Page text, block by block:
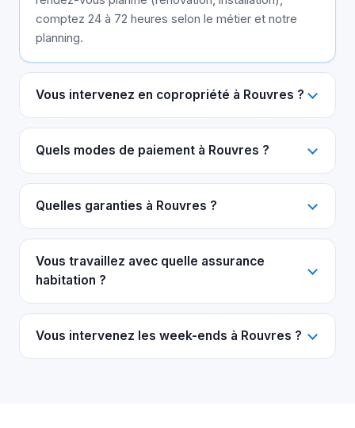
comptez 24 à 72 heures selon le métier et notre
planning.
Vous intervenez en copropriété à Rouvres ?
Quels modes de paiement à Rouvres ?
Quelles garanties à Rouvres ?
Vous travaillez avec quelle assurance
habitation ?
Vous intervenez les week-ends à Rouvres ?